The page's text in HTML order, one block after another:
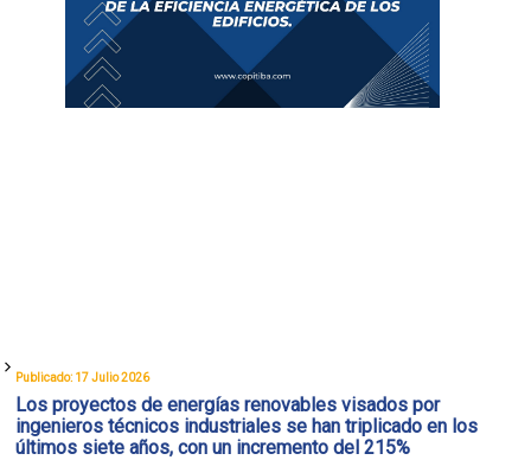
Publicado: 17 Julio 2026
Los proyectos de energías renovables visados por
ingenieros técnicos industriales se han triplicado en los
últimos siete años, con un incremento del 215%